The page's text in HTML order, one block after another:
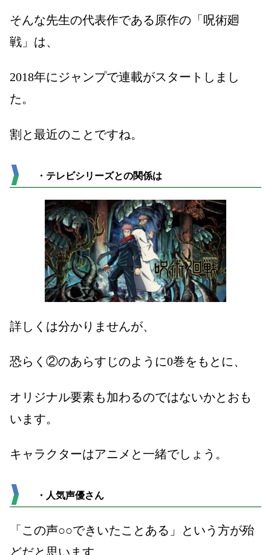
そんな先生の代表作である原作の「呪術廻
戦」は、
2018年にジャンプで連載がスタートしまし
た。
割と最近のことですね。
・テレビシリーズとの関係は
詳しくは分かりませんが、
恐らく②のあらすじのように0巻をもとに、
オリジナル要素も加わるのではないかとおも
います。
キャラクターはアニメと一緒でしょう。
・人気声優さん
「この声○○できいたことある」という方が殆
どだと思います。